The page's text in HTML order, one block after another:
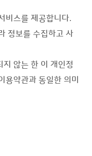
비스를 제공합니다.
정보를 수집하고 사
않는 한 이 개인정
용약관과 동일한 의미